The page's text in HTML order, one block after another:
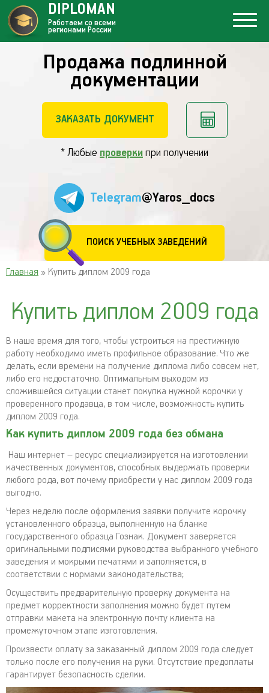
Продажа подлинной
документации
ЗАКАЗАТЬ ДОКУМЕНТ
* Любые проверки при получении
Telegram@Yaros_docs
ПОИСК УЧЕБНЫХ ЗАВЕДЕНИЙ
DIPLOMAN
Работаем со всеми
регионами России
Главная » Купить диплом 2009 года
Купить диплом 2009 года
В наше время для того, чтобы устроиться на престижную
работу необходимо иметь профильное образование. Что же
делать, если времени на получение диплома либо совсем нет,
либо его недостаточно. Оптимальным выходом из
сложившейся ситуации станет покупка нужной корочки у
проверенного продавца, в том числе, возможность купить
диплом 2009 года.
Как купить диплом 2009 года без обмана
Наш интернет – ресурс специализируется на изготовлении
качественных документов, способных выдержать проверки
любого рода, вот почему приобрести у нас диплом 2009 года
выгодно.
Через неделю после оформления заявки получите корочку
установленного образца, выполненную на бланке
государственного образца Гознак. Документ заверяется
оригинальными подписями руководства выбранного учебного
заведения и мокрыми печатями и заполняется, в
соответствии с нормами законодательства;
Осуществить предварительную проверку документа на
предмет корректности заполнения можно будет путем
отправки макета на электронную почту клиента на
промежуточном этапе изготовления.
Произвести оплату за заказанный диплом 2009 года следует
только после его получения на руки. Отсутствие предоплаты
гарантирует безопасность сделки.